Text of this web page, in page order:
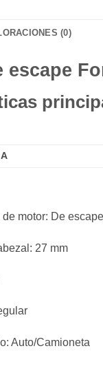
(0)
escape
motor: De escape
: 27 mm
: Auto/Camioneta